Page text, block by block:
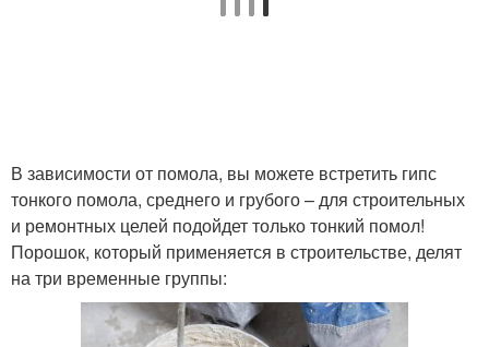
В зависимости от помола, вы можете встретить гипс
тонкого помола, среднего и грубого – для строительных
и ремонтных целей подойдет только тонкий помол!
Порошок, который применяется в строительстве, делят
на три временные группы: